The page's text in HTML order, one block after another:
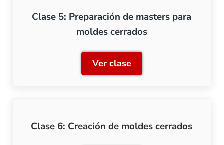
Clase 5: Preparación de masters para
moldes cerrados
Ver claseClase 5: Preparación de
Clase 6: Creación de moldes cerrados